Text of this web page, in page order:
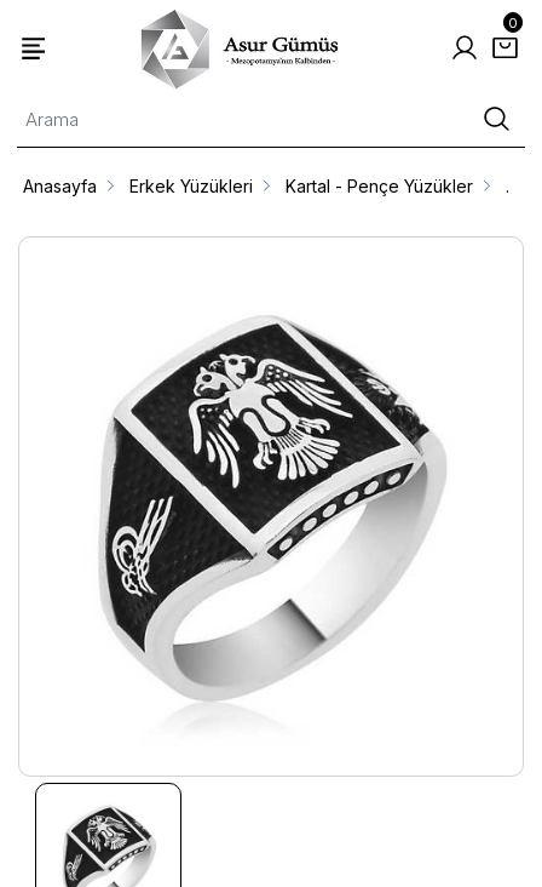
0
Anasayfa Erkek Yüzükleri Kartal - Pençe Yüzükler .